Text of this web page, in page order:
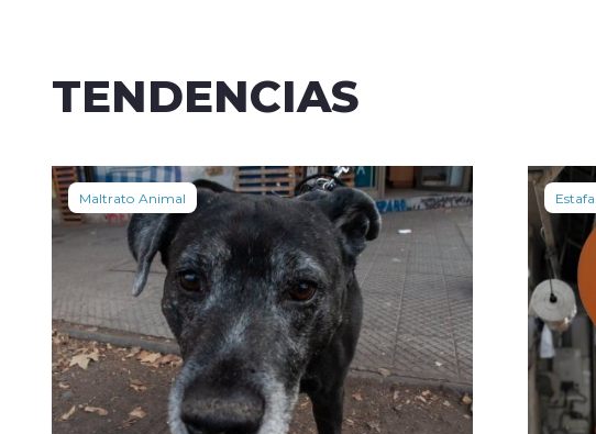
TENDENCIAS
Maltrato Animal Estafa